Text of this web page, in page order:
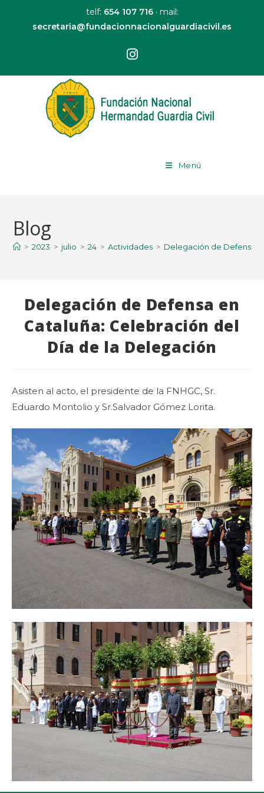
telf: 654 107 716· mail:
secretaria@fundacionnacionalguardiacivil.es
Menú
Blog
> 2023 > julio > 24 > Actividades > Delegación de Defensa
Delegación de Defensa en
Cataluña: Celebración del
Día de la Delegación
Asisten al acto, el presidente de la FNHGC, Sr.
Eduardo Montolio y Sr.Salvador Gómez Lorita.